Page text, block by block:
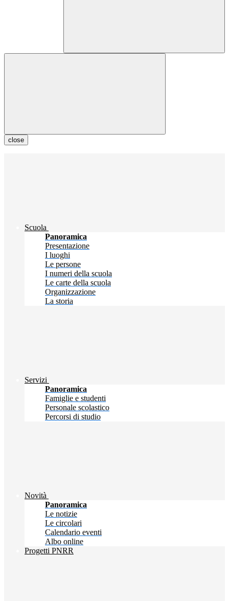
close
Scuola
Panoramica
Presentazione
I luoghi
Le persone
I numeri della scuola
Le carte della scuola
Organizzazione
La storia
Servizi
Panoramica
Famiglie e studenti
Personale scolastico
Percorsi di studio
Novità
Panoramica
Le notizie
Le circolari
Calendario eventi
Albo online
Progetti PNRR